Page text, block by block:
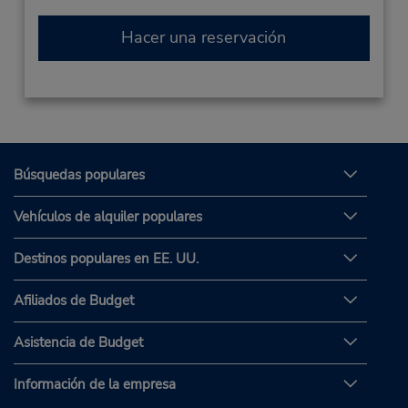
Hacer una reservación
Búsquedas populares
Vehículos de alquiler populares
Destinos populares en EE. UU.
Afiliados de Budget
Asistencia de Budget
Información de la empresa